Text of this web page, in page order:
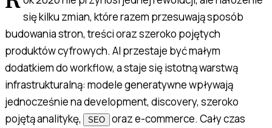
się kilku zmian, które razem przesuwają sposób
budowania stron, treści oraz szeroko pojętych
produktów cyfrowych. AI przestaje być małym
dodatkiem do workflow, a staje się istotną warstwą
infrastrukturalną: modele generatywne wpływają
jednocześnie na development, discovery, szeroko
pojętą analitykę,
SEO
oraz e-commerce. Cały czas